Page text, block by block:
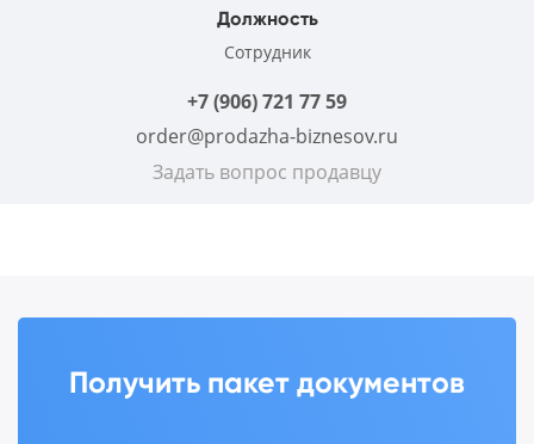
Должность
Сотрудник
+7 (906) 721 77 59
order@prodazha-biznesov.ru
Задать вопрос продавцу
Получить пакет документов